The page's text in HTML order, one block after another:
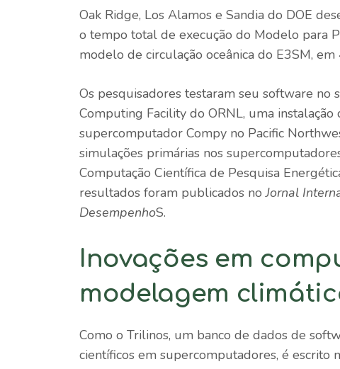
Oak Ridge, Los Alamos e Sandia do DOE
o tempo total de execução do Modelo para
modelo de circulação oceânica do E3SM, em
Os pesquisadores testaram seu software
Computing Facility do ORNL, uma
supercomputador Compy no Pacific
simulações primárias nos
Computação Científica de Pesquisa
resultados foram publicados noJornal
DesempenhoS.
Inovações em
modelagem
Como o Trilinos, um banco de dados de
científicos em supercomputadores, é